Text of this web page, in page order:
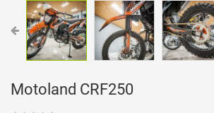
Motoland CRF250